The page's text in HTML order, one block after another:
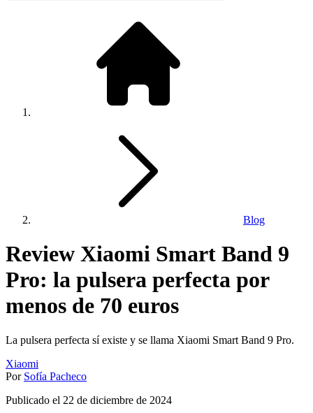
Blog
Review Xiaomi Smart Band 9
Pro: la pulsera perfecta por
menos de 70 euros
La pulsera perfecta sí existe y se llama Xiaomi Smart Band 9 Pro.
Xiaomi
Por Sofía Pacheco
Publicado el 22 de diciembre de 2024